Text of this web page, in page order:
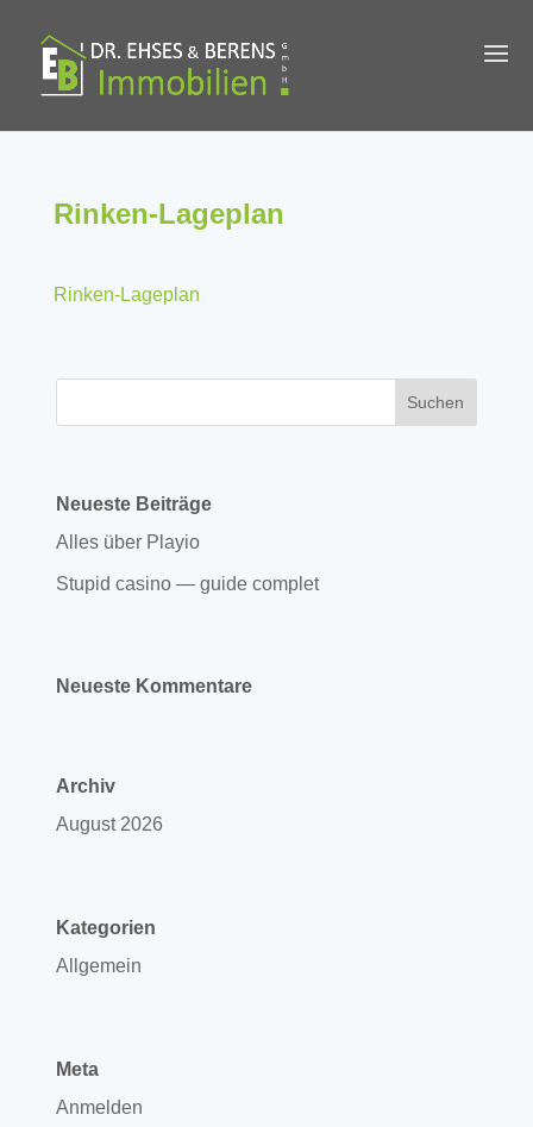
Rinken-Lageplan
Rinken-Lageplan
Neueste Beiträge
Alles über Playio
Stupid casino — guide complet
Neueste Kommentare
Archiv
August 2026
Kategorien
Allgemein
Meta
Anmelden